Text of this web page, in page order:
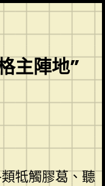
主陣地”
牴觸膠葛、聽